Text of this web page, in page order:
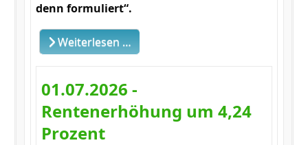
denn formuliert“.
Weiterlesen …
01.07.2026 -
Rentenerhöhung um 4,24
Prozent